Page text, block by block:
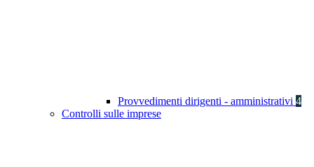
Provvedimenti dirigenti - amministrativi 4
Controlli sulle imprese